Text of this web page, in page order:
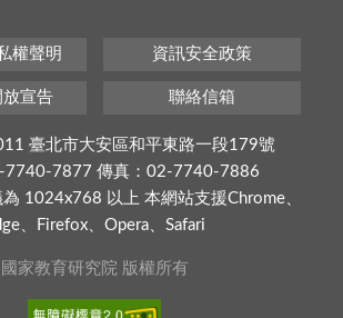
權聲明 資訊安全政策
宣告 聯絡信箱
臺北市大安區和平東路一段179號
7740-7877 傳真：02-7740-7886
1024x768 以上 本網站支援Chrome、
、Firefox、Opera、Safari
國家教育研究院 版權所有